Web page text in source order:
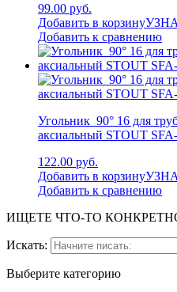
99.00 руб.
Добавить в корзину
Добавить к сравнению
Угольник 90° 16 для
аксиальный STOUT
122.00 руб.
Добавить в корзину
Добавить к сравнению
ИЩЕТЕ ЧТО-ТО
Искать:
Выберите категорию